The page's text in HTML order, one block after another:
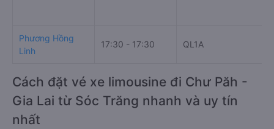
Phương Hồng
Linh
17:30 - 17:30 QL1A
Cách đặt vé xe limousine đi Chư Păh -
Gia Lai từ Sóc Trăng nhanh và uy tín
nhất